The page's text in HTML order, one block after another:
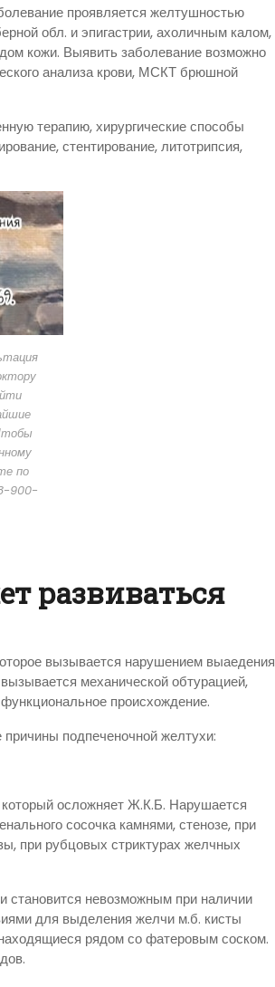
проявляется желтушностью
обл. и эпигастрии, ахоличным калом,
кожи. Выявить заболевание возможно
анализа крови, МСКТ брюшной
терапию, хирургические способы
стентирование, литотрипсия,
по
900-
развиваться
вызывается нарушением выаедения
механической обтурацией,
происхождение.
причины подпеченочной желтухи:
который осложняет Ж.К.Б. Нарушается
сосочка камнями, стенозе, при
при рубцовых стриктурах желчных
становится невозможным при наличии
для выделения желчи м.б. кисты
рядом со фатеровым соском.